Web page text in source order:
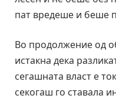
пат вредеше и беше
Во продолжение од
истакна дека
сегашната власт е
секогаш го ставала